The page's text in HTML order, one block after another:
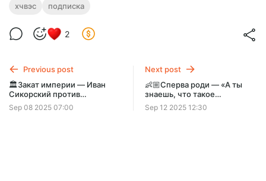
👥 Хорошо, что вы это сказали —
кнопками». Как найти нового партнера?
Психотерапевтки Марина Травкова и Полина Солдатова
отвечают на вопросы о сексе и
хчвэс подписка
2
Previous post
🏛Закат империи — Иван
Сикорский против
африканцев и украинцев
Sep 08 2025 07:00
Next post
👶🏼Сперва роди — «А ты
знаешь, что такое
вотерклозет?». Всратый
бонус
Sep 12 2025 12:30